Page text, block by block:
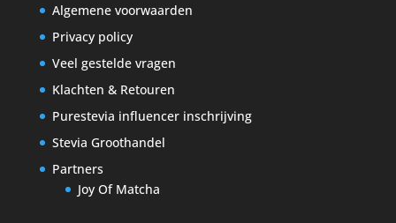
Algemene voorwaarden
Privacy policy
Veel gestelde vragen
Klachten & Retouren
Purestevia influencer inschrijving
Stevia Groothandel
Partners
Joy Of Matcha